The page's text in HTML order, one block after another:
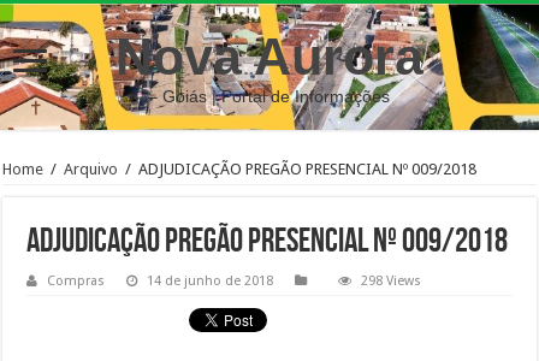
Nova Aurora
– Goiás | Portal de Informações
Home / Arquivo / ADJUDICAÇÃO PREGÃO PRESENCIAL Nº 009/2018
ADJUDICAÇÃO PREGÃO PRESENCIAL Nº 009/2018
Compras 14 de junho de 2018 298 Views